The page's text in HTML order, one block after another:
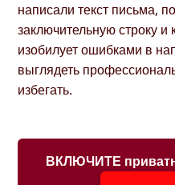
написали текст письма,
заключительную строку
изобилует ошибками в
выглядеть
избегать.
ВКЛЮЧИТЕ